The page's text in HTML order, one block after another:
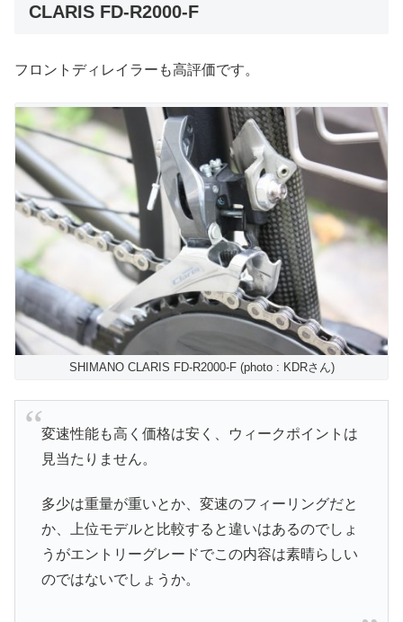
CLARIS FD-R2000-F
フロントディレイラーも高評価です。
SHIMANO CLARIS FD-R2000-F (photo : KDRさん)
変速性能も高く価格は安く、ウィークポイントは
見当たりません。
多少は重量が重いとか、変速のフィーリングだと
か、上位モデルと比較すると違いはあるのでしょ
うがエントリーグレードでこの内容は素晴らしい
のではないでしょうか。